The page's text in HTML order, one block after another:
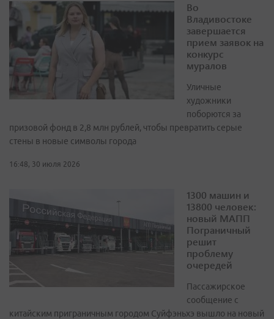
Во
Владивостоке
завершается
прием заявок на
конкурс
муралов
Уличные
художники
поборются за
призовой фонд в 2,8 млн рублей, чтобы превратить серые
стены в новые символы города
16:48, 30 июля 2026
1300 машин и
13800 человек:
новый МАПП
Пограничный
решит
проблему
очередей
Пассажирское
сообщение с
китайским приграничным городом Суйфэньхэ вышло на новый